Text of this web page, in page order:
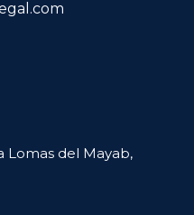
Lomas del Mayab,